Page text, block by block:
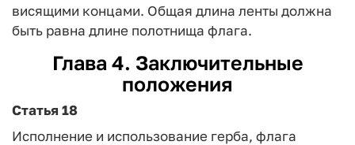
висящими концами. Общая длина ленты должна
быть равна длине полотнища флага.
Глава 4. Заключительные
положения
Статья 18
Исполнение и использование герба, флага